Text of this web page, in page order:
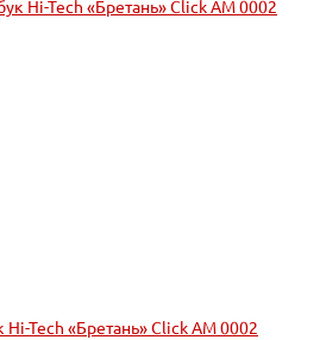
Tech «Бретань» Click АМ 0002